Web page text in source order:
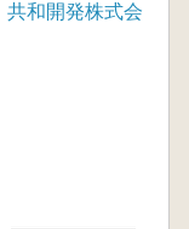
和開発株式会